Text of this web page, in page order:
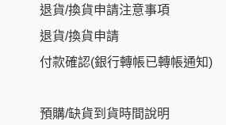
退貨/換貨申請注意事項
退貨/換貨申請
付款確認(銀行轉帳已轉帳通知)
預購/缺貨到貨時間說明